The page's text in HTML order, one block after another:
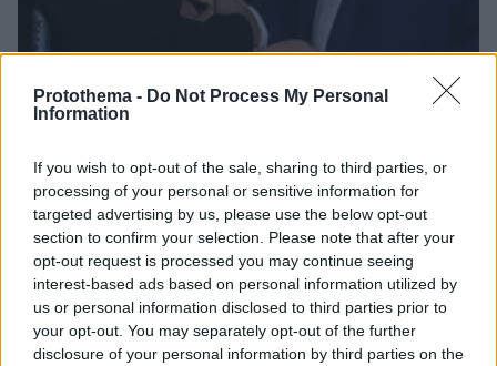
Protothema - Do Not Process My Personal
Information
If you wish to opt-out of the sale, sharing to third parties, or
processing of your personal or sensitive information for
targeted advertising by us, please use the below opt-out
section to confirm your selection. Please note that after your
opt-out request is processed you may continue seeing
interest-based ads based on personal information utilized by
us or personal information disclosed to third parties prior to
your opt-out. You may separately opt-out of the further
disclosure of your personal information by third parties on the
Με Τζουμάκα, Ρεπούση και Ραγκούση το νέο «ξεκίνημα»
του Τσίπρα